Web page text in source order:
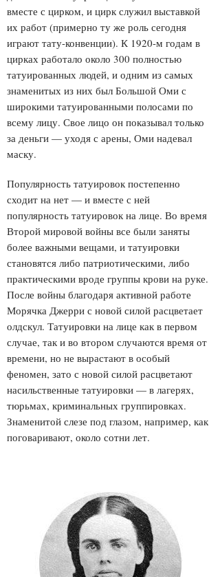
вместе с цирком, и цирк служил выставкой
их работ (примерно ту же роль сегодня
играют тату-конвенции). К 1920-м годам в
цирках работало около 300 полностью
татуированных людей, и одним из самых
знаменитых из них был Большой Оми с
широкими татуированными полосами по
всему лицу. Свое лицо он показывал только
за деньги — уходя с арены, Оми надевал
маску.
Популярность татуировок постепенно
сходит на нет — и вместе с ней
популярность татуировок на лице. Во время
Второй мировой войны все были заняты
более важными вещами, и татуировки
становятся либо патриотическими, либо
практическими вроде группы крови на руке.
После войны благодаря активной работе
Морячка Джерри с новой силой расцветает
олдскул. Татуировки на лице как в первом
случае, так и во втором случаются время от
времени, но не вырастают в особый
феномен, зато с новой силой расцветают
насильственные татуировки — в лагерях,
тюрьмах, криминальных группировках.
Знаменитой слезе под глазом, например, как
поговаривают, около сотни лет.